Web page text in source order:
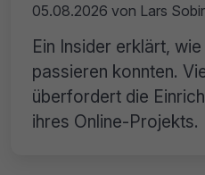
05.08.2026 von Lars
Ein Insider erklärt,
passieren konnten.
überfordert die
ihres Online-Projekts.